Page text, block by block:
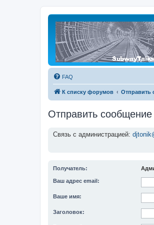
FAQ
К списку форумов Отправить
Отправить
Связь с администрацией:
Получатель:
Ваш адрес email:
Ваше имя:
Заголовок: